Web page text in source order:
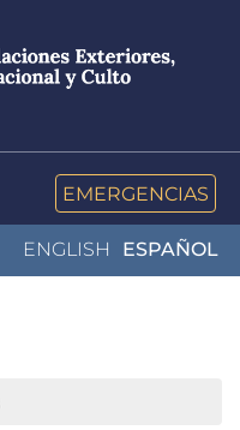
EMERGENCIAS
ENGLISH ESPAÑOL